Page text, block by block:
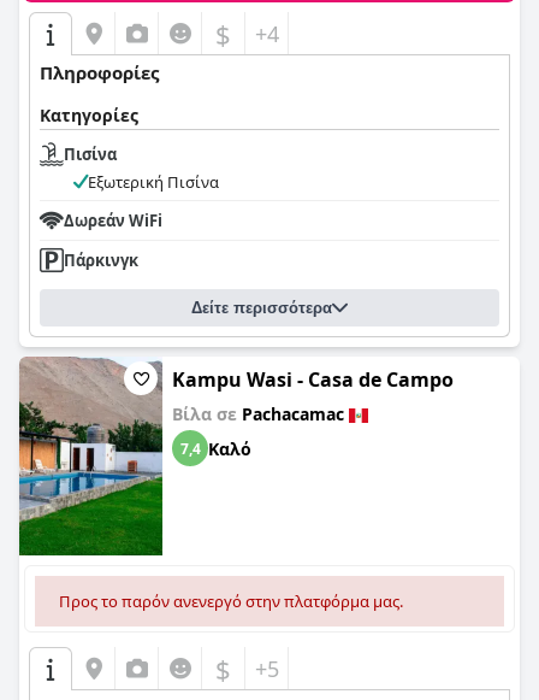
$ +4
Πληροφορίες
Κατηγορίες
Πισίνα
Εξωτερική Πισίνα
Δωρεάν WiFi
Πάρκινγκ
Δείτε περισσότερα
Kampu Wasi - Casa de Campo
Βίλα σε Pachacamac
7,4 Καλό
Προς το παρόν ανενεργό στην πλατφόρμα μας.
$ +5